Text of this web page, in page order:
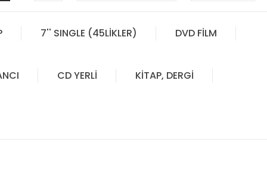
7'' SINGLE (45LİKLER) DVD FİLM
CD YERLİ KİTAP, DERGİ